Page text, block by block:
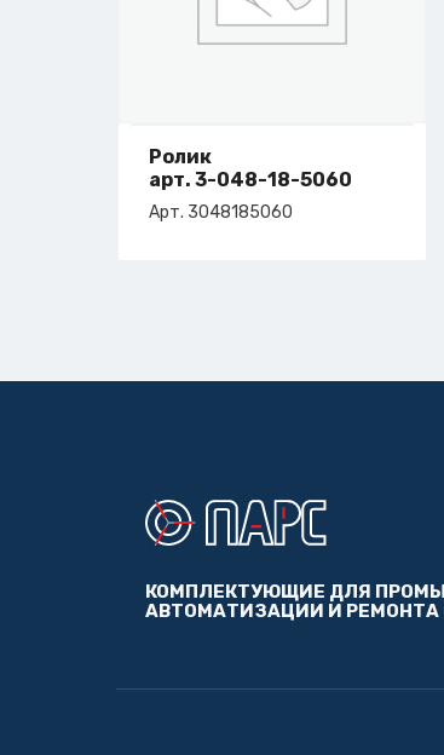
Ролик
арт. 3-048-18-5060
Арт. 3048185060
КОМПЛЕКТУЮЩИЕ ДЛЯ
АВТОМАТИЗАЦИИ И РЕМОНТА